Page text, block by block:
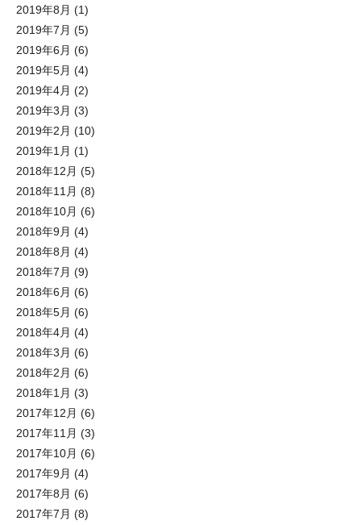
2019年8月 (1)
2019年7月 (5)
2019年6月 (6)
2019年5月 (4)
2019年4月 (2)
2019年3月 (3)
2019年2月 (10)
2019年1月 (1)
2018年12月 (5)
2018年11月 (8)
2018年10月 (6)
2018年9月 (4)
2018年8月 (4)
2018年7月 (9)
2018年6月 (6)
2018年5月 (6)
2018年4月 (4)
2018年3月 (6)
2018年2月 (6)
2018年1月 (3)
2017年12月 (6)
2017年11月 (3)
2017年10月 (6)
2017年9月 (4)
2017年8月 (6)
2017年7月 (8)